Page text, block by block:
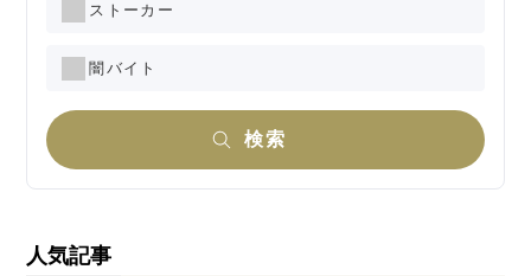
ストーカー
闇バイト
検索
人気記事